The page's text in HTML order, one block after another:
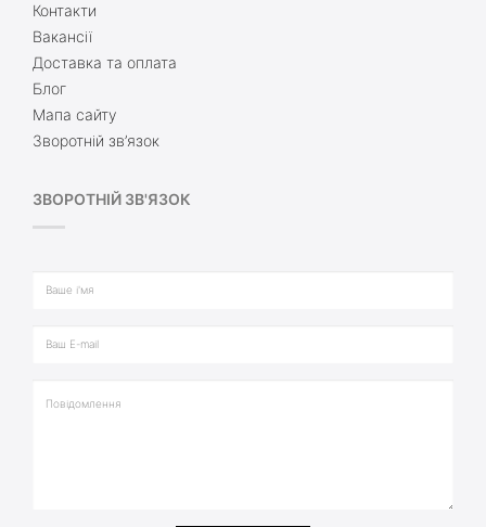
Контакти
Вакансії
Доставка та оплата
Блог
Мапа сайту
Зворотній зв’язок
ЗВОРОТНІЙ ЗВ'ЯЗОК